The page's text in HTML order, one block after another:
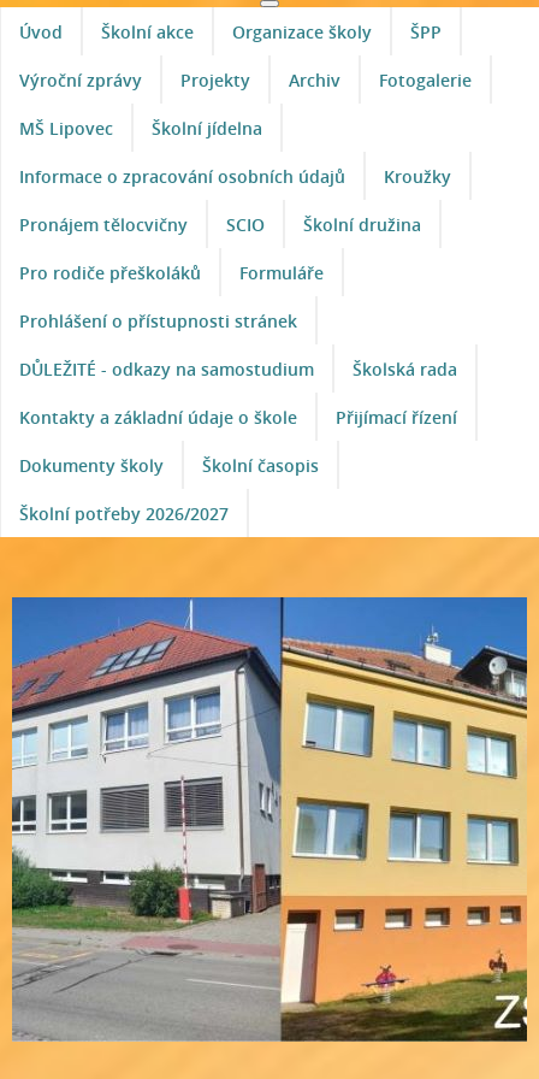
Úvod Školní akce Organizace školy ŠPP
Výroční zprávy Projekty Archiv Fotogalerie
MŠ Lipovec Školní jídelna
Informace o zpracování osobních údajů Kroužky
Pronájem tělocvičny SCIO Školní družina
Pro rodiče přeškoláků Formuláře
Prohlášení o přístupnosti stránek
DŮLEŽITÉ - odkazy na samostudium Školská rada
Kontakty a základní údaje o škole Přijímací řízení
Dokumenty školy Školní časopis
Školní potřeby 2026/2027